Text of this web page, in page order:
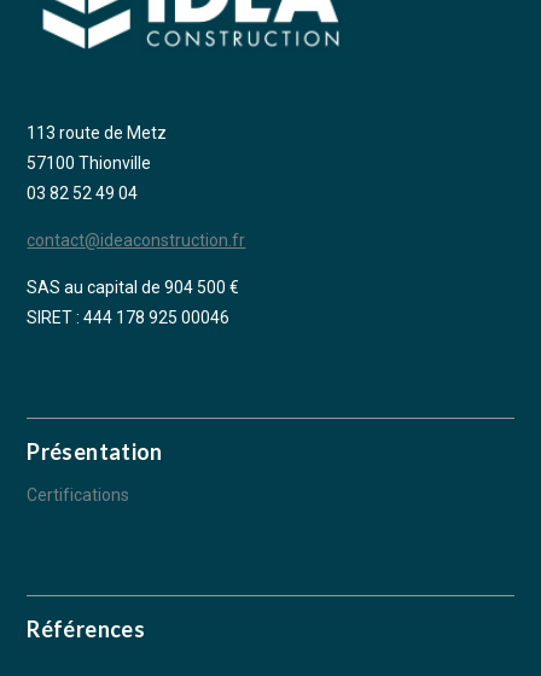
113 route de Metz
57100 Thionville
03 82 52 49 04
contact@ideaconstruction.fr
SAS au capital de 904 500 €
SIRET : 444 178 925 00046
Présentation
Certifications
Références